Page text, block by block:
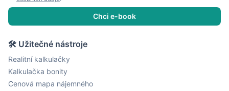
Chci e-book
🛠 Užitečné nástroje
Realitní kalkulačky
Kalkulačka bonity
Cenová mapa nájemného